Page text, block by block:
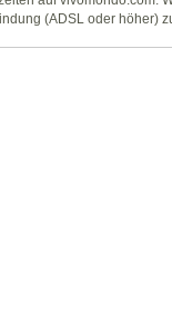
(ADSL oder höher)